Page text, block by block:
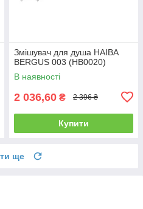
Змішувач для душа HAIBA
BERGUS 003 (HB0020)
В наявності
2 036,60 ₴ 2 396 ₴
Купити
ще